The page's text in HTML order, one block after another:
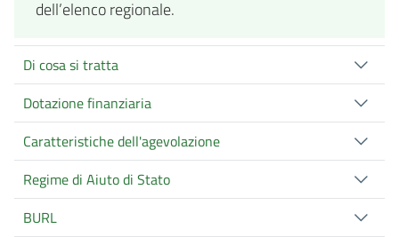
dell’elenco regionale.
Di cosa si tratta
Dotazione finanziaria
Caratteristiche dell'agevolazione
Regime di Aiuto di Stato
BURL